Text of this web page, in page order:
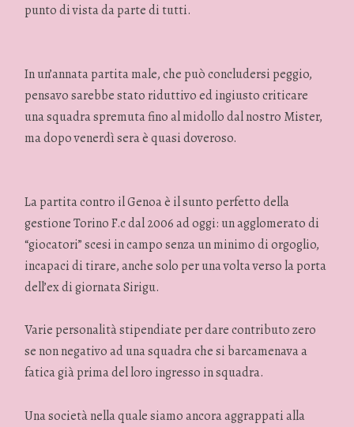
punto di vista da parte di tutti.
In un’annata partita male, che può concludersi peggio,
pensavo sarebbe stato riduttivo ed ingiusto criticare
una squadra spremuta fino al midollo dal nostro Mister,
ma dopo venerdì sera è quasi doveroso.
La partita contro il Genoa è il sunto perfetto della
gestione Torino F.c dal 2006 ad oggi: un agglomerato di
“giocatori” scesi in campo senza un minimo di orgoglio,
incapaci di tirare, anche solo per una volta verso la porta
dell’ex di giornata Sirigu.
Varie personalità stipendiate per dare contributo zero
se non negativo ad una squadra che si barcamenava a
fatica già prima del loro ingresso in squadra.
Una società nella quale siamo ancora aggrappati alla